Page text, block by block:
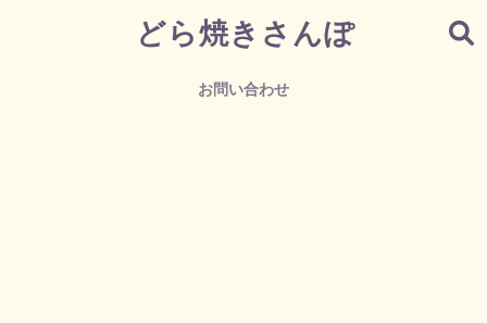
どら焼きさんぽ
お問い合わせ